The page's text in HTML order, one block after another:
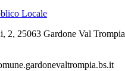
Locale
2, 25063 Gardone Val Trompia